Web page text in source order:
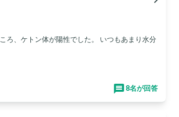
ろ、ケトン体が陽性でした。 いつもあまり水分
8名が回答